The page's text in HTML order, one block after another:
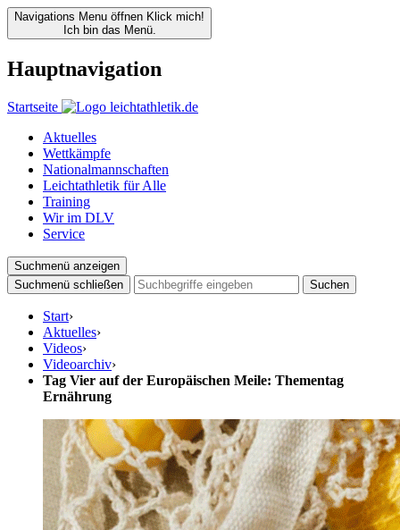
Navigations Menu öffnen Klick mich!
Ich bin das Menü.
Hauptnavigation
Startseite
Aktuelles
Wettkämpfe
Nationalmannschaften
Leichtathletik für Alle
Training
Wir im DLV
Service
Suchmenü anzeigen
Suchmenü schließen
Suchen
Start›
Aktuelles›
Videos›
Videoarchiv›
Tag Vier auf der Europäischen Meile: Thementag
Ernährung